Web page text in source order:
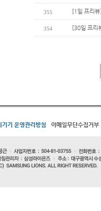
355 [1일 프리
354 [30일 프리
기기 운영관리방침 이메일무단수집거부